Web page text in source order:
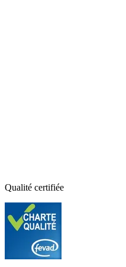
Qualité certifiée